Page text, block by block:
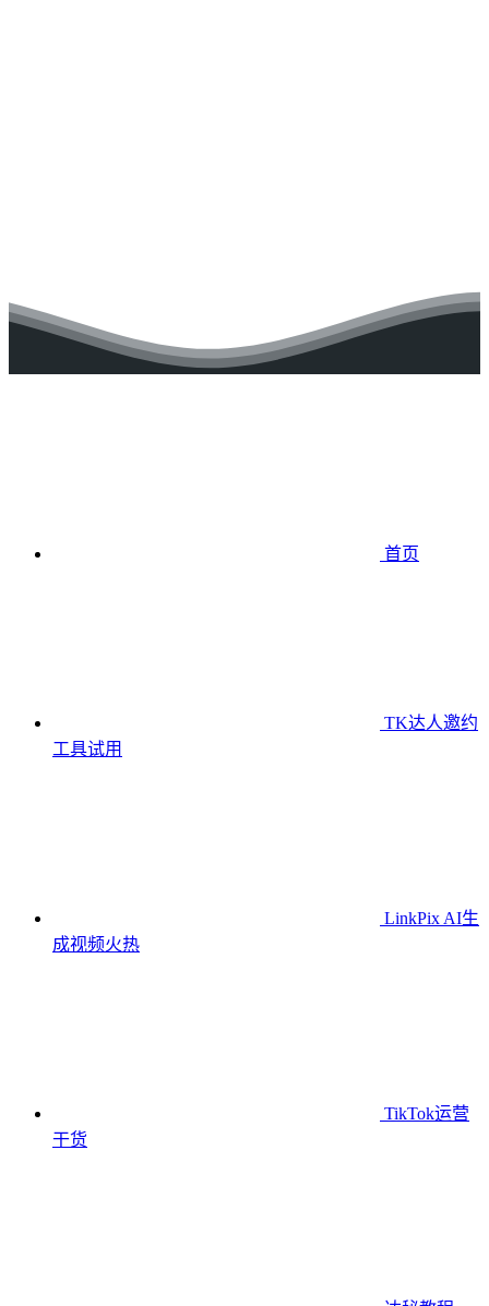
首页
TK达人邀约
工具试用
LinkPix AI生
成视频火热
TikTok运营
干货